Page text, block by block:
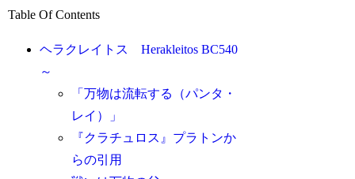
Table Of Contents
ヘラクレイトス Herakleitos BC540
～
「万物は流転する（パンタ・
レイ）」
『クラチュロス』プラトンか
らの引用